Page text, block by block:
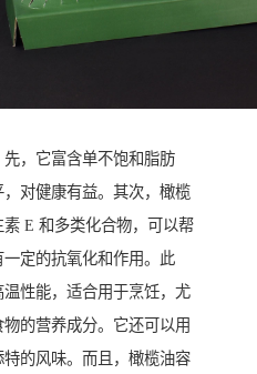
，它富含单不饱和脂肪
对健康有益。其次，橄榄
E 和多类化合物，可以帮
定的抗氧化和作用。此
性能，适合用于烹饪，尤
的营养成分。它还可以用
的风味。而且，橄榄油容